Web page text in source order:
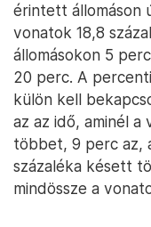
érintett állomáson
vonatok 18,8
állomásokon 5
20 perc. A
külön kell
az az idő, aminél
többet, 9 perc az,
százaléka késett
mindössze a